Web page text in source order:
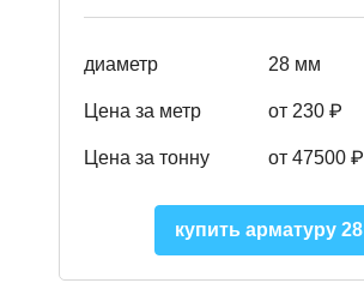
диаметр 28 мм
Цена за метр от 230 ₽
Цена за тонну от 47500 ₽
купить арматуру 28